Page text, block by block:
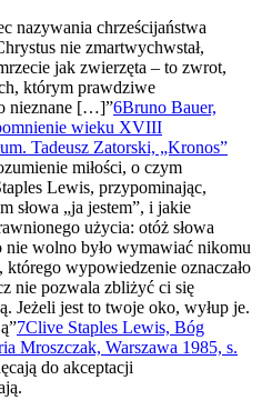
nazywania chrześcijaństwa
nie zmartwychwstał,
jak zwierzęta – to zwrot,
którym prawdziwe
nieznane […]”6Bruno Bauer,
wieku XVIII
Tadeusz Zatorski, „Kronos”
miłości, o czym
Lewis, przypominając,
słowa „ja jestem”, i jakie
użycia: otóż słowa
nie wolno było wymawiać nikomu
wypowiedzenie oznaczało
nie pozwala zbliżyć ci się
jest to twoje oko, wyłup je.
7Clive Staples Lewis, Bóg
Mroszczak, Warszawa 1985, s.
do akceptacji